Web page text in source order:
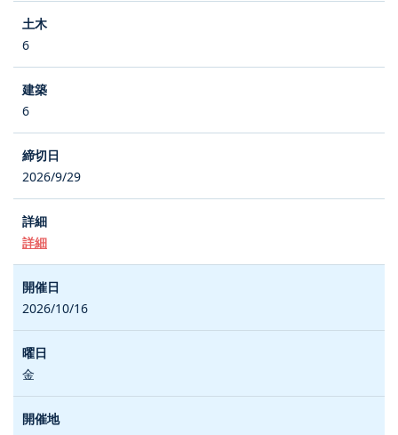
6
6
2026/9/29
詳細
2026/10/16
金